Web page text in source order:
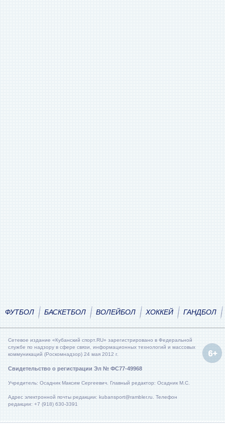
ФУТБОЛ БАСКЕТБОЛ ВОЛЕЙБОЛ ХОККЕЙ ГАНДБОЛ
Сетевое издание «Кубанский спорт.RU» зарегистрировано в Федеральной
службе по надзору в сфере связи, информационных технологий и массовых
коммуникаций (Роскомнадзор) 24 мая 2012 г.
Свидетельство о регистрации Эл № ФС77-49968
Учредитель: Осадник Максим Сергеевич. Главный редактор: Осадник М.С.
Адрес электронной почты редакции: kubansport@rambler.ru. Телефон
редакции: +7 (918) 630-3391